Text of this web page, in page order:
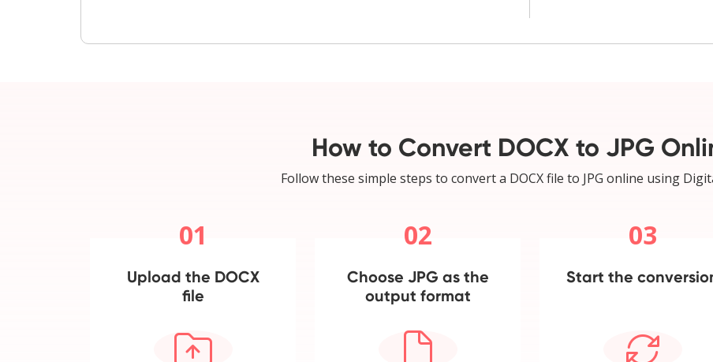
How to Convert DOCX to JPG
Follow these simple steps to convert a DOCX file to JPG online using
01
Upload the DOCX
file
02
Choose JPG as the
output format
03
Start the